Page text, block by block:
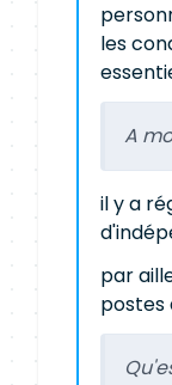
les
A
il y a
par
postes